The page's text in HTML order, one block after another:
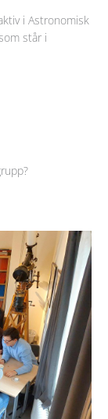
i Astronomisk
står i